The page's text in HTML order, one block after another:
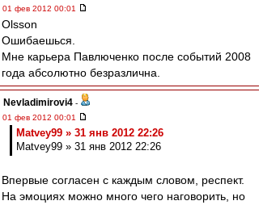
01 фев 2012 00:01
Olsson
Ошибаешься.
Мне карьера Павлюченко после событий 2008
года абсолютно безразлична.
Nevladimirovi4 -
01 фев 2012 00:01
Matvey99 » 31 янв 2012 22:26
Matvey99 » 31 янв 2012 22:26
Впервые согласен с каждым словом, респект.
На эмоциях можно много чего наговорить, но